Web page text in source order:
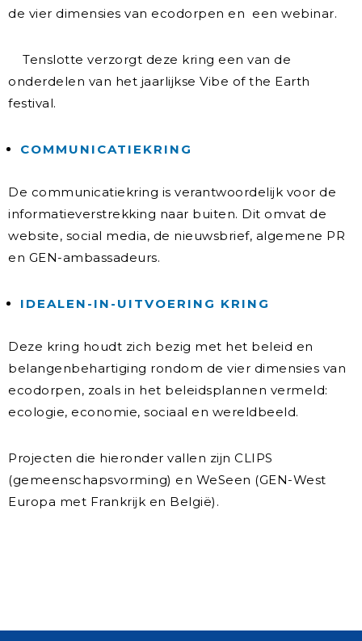
de vier dimensies van ecodorpen en een webinar.
Tenslotte verzorgt deze kring een van de
onderdelen van het jaarlijkse Vibe of the Earth
festival.
COMMUNICATIEKRING
De communicatiekring is verantwoordelijk voor de
informatieverstrekking naar buiten. Dit omvat de
website, social media, de nieuwsbrief, algemene PR
en GEN-ambassadeurs.
IDEALEN-IN-UITVOERING KRING
Deze kring houdt zich bezig met het beleid en
belangenbehartiging rondom de vier dimensies van
ecodorpen, zoals in het beleidsplannen vermeld:
ecologie, economie, sociaal en wereldbeeld.
Projecten die hieronder vallen zijn CLIPS
(gemeenschapsvorming) en WeSeen (GEN-West
Europa met Frankrijk en België).